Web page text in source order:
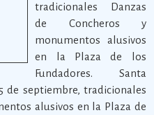
tradicionales Danzas
de Concheros y
monumentos alusivos
en la Plaza de los
Fundadores. Santa
de septiembre, tradicionales
alusivos en la Plaza de